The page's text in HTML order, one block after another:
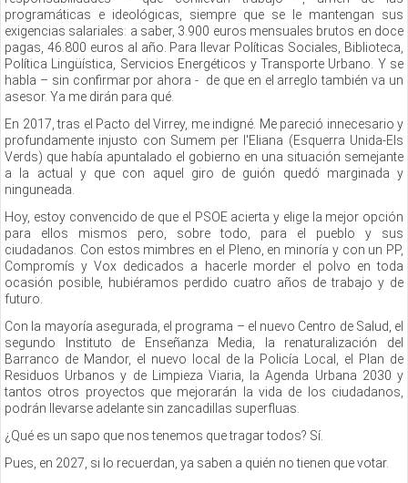
programáticas e ideológicas, siempre que se le mantengan sus
exigencias salariales: a saber, 3.900 euros mensuales brutos en doce
pagas, 46.800 euros al año. Para llevar Políticas Sociales, Biblioteca,
Política Lingüística, Servicios Energéticos y Transporte Urbano. Y se
habla – sin confirmar por ahora - de que en el arreglo también va un
asesor. Ya me dirán para qué.
En 2017, tras el Pacto del Virrey, me indigné. Me pareció innecesario y
profundamente injusto con Sumem per l'Eliana (Esquerra Unida-Els
Verds) que había apuntalado el gobierno en una situación semejante
a la actual y que con aquel giro de guión quedó marginada y
ninguneada.
Hoy, estoy convencido de que el PSOE acierta y elige la mejor opción
para ellos mismos pero, sobre todo, para el pueblo y sus
ciudadanos. Con estos mimbres en el Pleno, en minoría y con un PP,
Compromís y Vox dedicados a hacerle morder el polvo en toda
ocasión posible, hubiéramos perdido cuatro años de trabajo y de
futuro.
Con la mayoría asegurada, el programa – el nuevo Centro de Salud, el
segundo Instituto de Enseñanza Media, la renaturalización del
Barranco de Mandor, el nuevo local de la Policía Local, el Plan de
Residuos Urbanos y de Limpieza Viaria, la Agenda Urbana 2030 y
tantos otros proyectos que mejorarán la vida de los ciudadanos,
podrán llevarse adelante sin zancadillas superfluas.
¿Qué es un sapo que nos tenemos que tragar todos? Sí.
Pues, en 2027, si lo recuerdan, ya saben a quién no tienen que votar.